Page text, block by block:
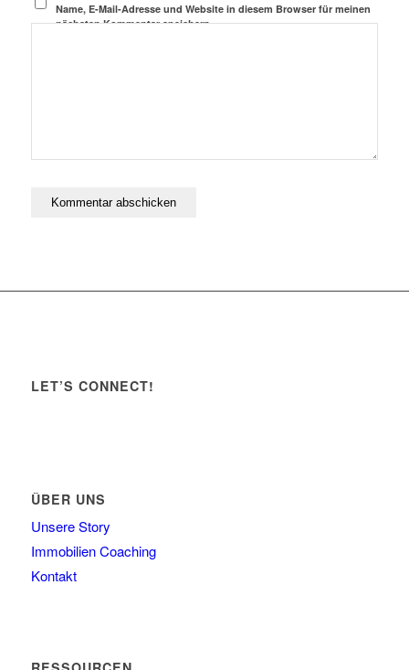
Name, E-Mail-Adresse und Website in diesem Browser für meinen
nächsten Kommentar speichern.
LET’S CONNECT!
ÜBER UNS
Unsere Story
Immobilien Coaching
Kontakt